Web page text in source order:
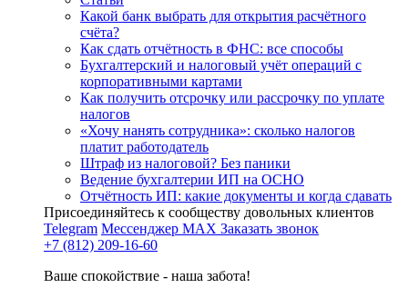
Какой банк выбрать для открытия расчётного
счёта?
Как сдать отчётность в ФНС: все способы
Бухгалтерский и налоговый учёт операций с
корпоративными картами
Как получить отсрочку или рассрочку по уплате
налогов
«Хочу нанять сотрудника»: сколько налогов
платит работодатель
Штраф из налоговой? Без паники
Ведение бухгалтерии ИП на ОСНО
Отчётность ИП: какие документы и когда сдавать
Присоединяйтесь к сообществу довольных клиентов
Telegram Мессенджер MAX Заказать звонок
+7 (812) 209-16-60
Ваше спокойствие - наша забота!